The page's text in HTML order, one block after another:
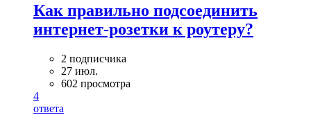
Как правильно подсоединить
интернет-розетки к роутеру?
2 подписчика
27 июл.
602 просмотра
4
ответа